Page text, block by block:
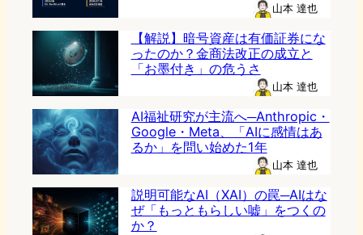
山本 達也
【解説】暗号資産は有価証券にな
ったのか？金商法改正の成立と
「お墨付き」の危うさ
山本 達也
AI福祉研究が主流へ─Anthropic・
Google・Meta、「AIに感情はあ
るか」を問い始めた1年
山本 達也
説明可能なAI（XAI）の罠─AIはな
ぜ「もっともらしい嘘」をつくの
か？